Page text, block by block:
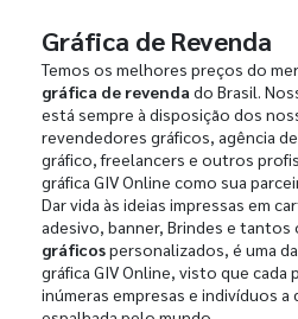
Gráfica de Revenda
Temos os melhores preços do
gráfica de revenda do Brasil.
está sempre à disposição dos
revendedores gráficos, agência
gráfico, freelancers e outros
gráfica GIV Online como sua
Dar vida às ideias impressas em
adesivo, banner, Brindes e
gráficospersonalizados, é uma
gráfica GIV Online, visto que
inúmeras empresas e indivíduos a